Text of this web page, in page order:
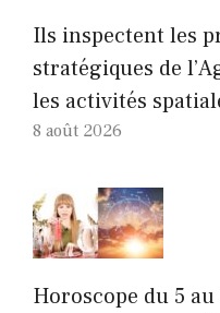
Ils inspectent les
stratégiques de
les activités
8 août 2026
Horoscope du 5